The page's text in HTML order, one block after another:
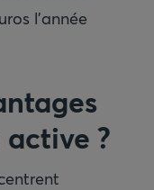
l’année
active ?